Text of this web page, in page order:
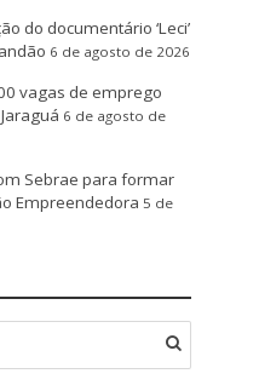
do documentário ‘Leci’
6 de agosto de 2026
vagas de emprego
6 de agosto de
Sebrae para formar
Empreendedora 5 de